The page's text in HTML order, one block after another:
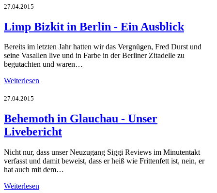
27.04.2015
Limp Bizkit in Berlin - Ein Ausblick
Bereits im letzten Jahr hatten wir das Vergnügen, Fred Durst und
seine Vasallen live und in Farbe in der Berliner Zitadelle zu
begutachten und waren…
Weiterlesen
27.04.2015
Behemoth in Glauchau - Unser
Livebericht
Nicht nur, dass unser Neuzugang Siggi Reviews im Minutentakt
verfasst und damit beweist, dass er heiß wie Frittenfett ist, nein, er
hat auch mit dem…
Weiterlesen